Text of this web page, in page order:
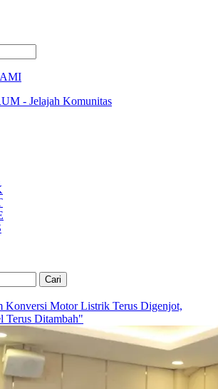
- Jelajah Komunitas
Konversi Motor Listrik Terus Digenjot,
Terus Ditambah"